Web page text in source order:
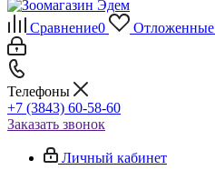
Сравнение0 Отложенные
Телефоны
+7 (3843) 60-58-60
Заказать звонок
Личный кабинет